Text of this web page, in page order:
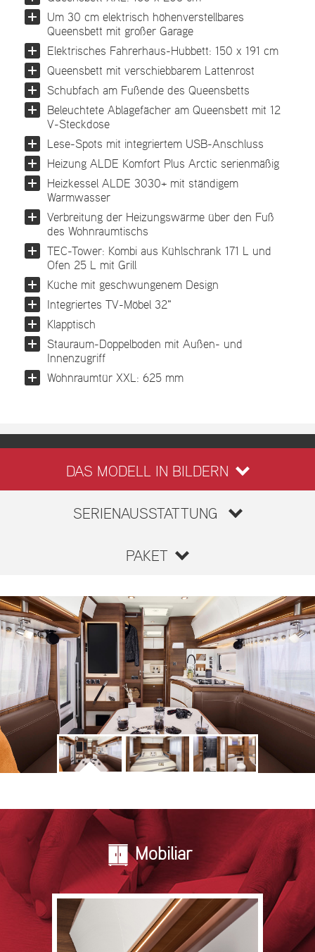
Um 30 cm elektrisch höhenverstellbares
Queensbett mit großer Garage
Elektrisches Fahrerhaus-Hubbett: 150 x 191 cm
Queensbett mit verschiebbarem Lattenrost
Schubfach am Fußende des Queensbetts
Beleuchtete Ablagefächer am Queensbett mit 12
V-Steckdose
Lese-Spots mit integriertem USB-Anschluss
Heizung ALDE Komfort Plus Arctic serienmäßig
Heizkessel ALDE 3030+ mit ständigem
Warmwasser
Verbreitung der Heizungswärme über den Fuß
des Wohnraumtischs
TEC-Tower: Kombi aus Kühlschrank 171 L und
Ofen 25 L mit Grill
Küche mit geschwungenem Design
Integriertes TV-Möbel 32"
Klapptisch
Stauraum-Doppelboden mit Außen- und
Innenzugriff
Wohnraumtür XXL: 625 mm
DAS MODELL IN BILDERN
SERIENAUSSTATTUNG
PAKET
Mobiliar